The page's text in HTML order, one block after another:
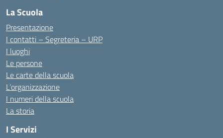
La Scuola
Presentazione
I contatti – Segreteria – URP
I luoghi
Le persone
Le carte della scuola
L’organizzazione
I numeri della scuola
La storia
I Servizi